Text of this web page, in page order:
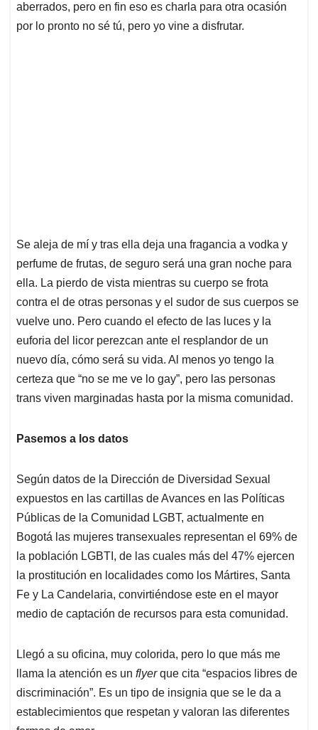
aberrados, pero en fin eso es charla para otra ocasión
por lo pronto no sé tú, pero yo vine a disfrutar.
Se aleja de mí y tras ella deja una fragancia a vodka y
perfume de frutas, de seguro será una gran noche para
ella. La pierdo de vista mientras su cuerpo se frota
contra el de otras personas y el sudor de sus cuerpos se
vuelve uno. Pero cuando el efecto de las luces y la
euforia del licor perezcan ante el resplandor de un
nuevo día, cómo será su vida. Al menos yo tengo la
certeza que “no se me ve lo gay”, pero las personas
trans viven marginadas hasta por la misma comunidad.
Pasemos a los datos
Según datos de la Dirección de Diversidad Sexual
expuestos en las cartillas de Avances en las Políticas
Públicas de la Comunidad LGBT, actualmente en
Bogotá las mujeres transexuales representan el 69% de
la población LGBTI, de las cuales más del 47% ejercen
la prostitución en localidades como los Mártires, Santa
Fe y La Candelaria, convirtiéndose este en el mayor
medio de captación de recursos para esta comunidad.
Llegó a su oficina, muy colorida, pero lo que más me
llama la atención es un flyerque cita “espacios libres de
discriminación”. Es un tipo de insignia que se le da a
establecimientos que respetan y valoran las diferentes